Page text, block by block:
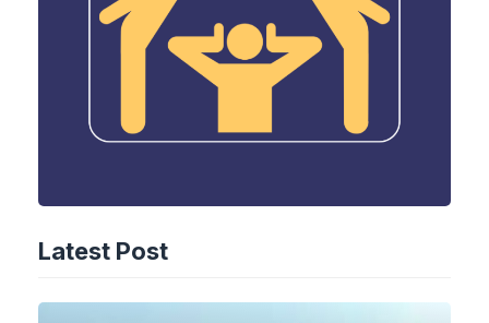
Latest Post